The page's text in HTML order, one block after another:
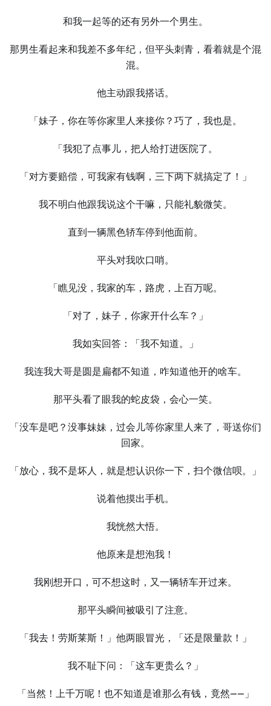
和我一起等的还有另外一个男生。
那男生看起来和我差不多年纪，但平头刺青，看着就是个混
混。
他主动跟我搭话。
「妹子，你在等你家里人来接你？巧了，我也是。
「我犯了点事儿，把人给打进医院了。
「对方要赔偿，可我家有钱啊，三下两下就搞定了！」
我不明白他跟我说这个干嘛，只能礼貌微笑。
直到一辆黑色轿车停到他面前。
平头对我吹口哨。
「瞧见没，我家的车，路虎，上百万呢。
「对了，妹子，你家开什么车？」
我如实回答：「我不知道。」
我连我大哥是圆是扁都不知道，咋知道他开的啥车。
那平头看了眼我的蛇皮袋，会心一笑。
「没车是吧？没事妹妹，过会儿等你家里人来了，哥送你们
回家。
「放心，我不是坏人，就是想认识你一下，扫个微信呗。」
说着他摸出手机。
我恍然大悟。
他原来是想泡我！
我刚想开口，可不想这时，又一辆轿车开过来。
那平头瞬间被吸引了注意。
「我去！劳斯莱斯！」他两眼冒光，「还是限量款！」
我不耻下问：「这车更贵么？」
「当然！上千万呢！也不知道是谁那么有钱，竟然——」